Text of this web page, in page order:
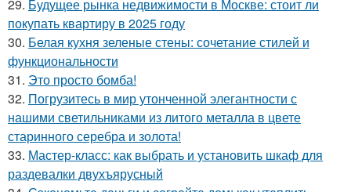
29. Будущее рынка недвижимости в Москве: стоит ли
покупать квартиру в 2025 году
30. Белая кухня зеленые стены: сочетание стилей и
функциональности
31. Это просто бомба!
32. Погрузитесь в мир утонченной элегантности с
нашими светильниками из литого металла в цвете
старинного серебра и золота!
33. Мастер-класс: как выбрать и установить шкаф для
раздевалки двухъярусный